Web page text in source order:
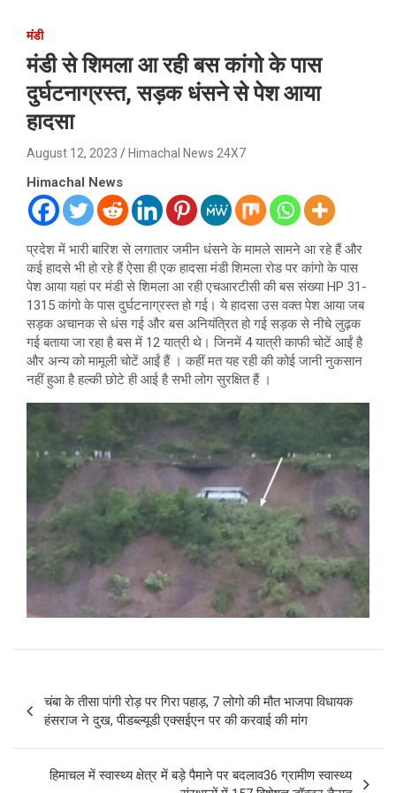
मंडी
मंडी से शिमला आ रही बस कांगो के पास
दुर्घटनाग्रस्त, सड़क धंसने से पेश आया
हादसा
August 12, 2023 Himachal News 24X7
Himachal News
प्रदेश में भारी बारिश से लगातार जमीन धंसने के मामले सामने आ रहे हैं और
कई हादसे भी हो रहे हैं ऐसा ही एक हादसा मंडी शिमला रोड पर कांगो के पास
पेश आया यहां पर मंडी से शिमला आ रही एचआरटीसी की बस संख्या HP 31-
1315 कांगो के पास दुर्घटनाग्रस्त हो गई। ये हादसा उस वक्त पेश आया जब
सड़क अचानक से धंस गई और बस अनियंत्रित हो गई सड़क से नीचे लुढ़क
गई बताया जा रहा है बस में 12 यात्री थे। जिनमें 4 यात्री काफी चोटें आईं है
और अन्य को मामूली चोटें आईं हैं । कहीं मत यह रही की कोई जानी नुकसान
नहीं हुआ है हल्की छोटे ही आई है सभी लोग सुरक्षित हैं ।
navigation
चंबा के तीसा पांगी रोड़ पर गिरा पहाड़, 7 लोगो की मौत भाजपा विधायक
हंसराज ने दुख, पीडब्ल्यूडी एक्सईएन पर की करवाई की मांग
हिमाचल में स्वास्थ्य क्षेत्र में बड़े पैमाने पर बदलाव36 ग्रामीण स्वास्थ्य